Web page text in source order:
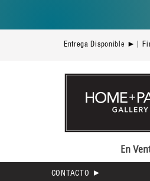
Entrega Disponible ►|
En
CONTACTO ►